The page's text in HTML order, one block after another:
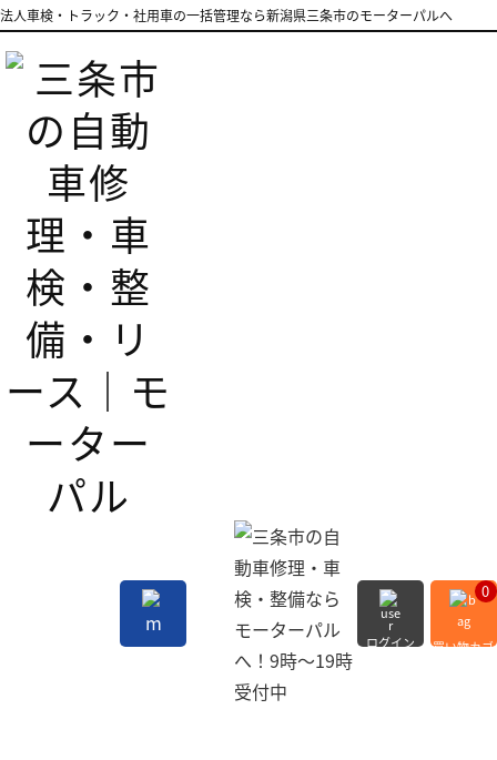
法人車検・トラック・社用車の一括管理なら新潟県三条市のモーターパルへ
ログイン
0
買い物カゴ